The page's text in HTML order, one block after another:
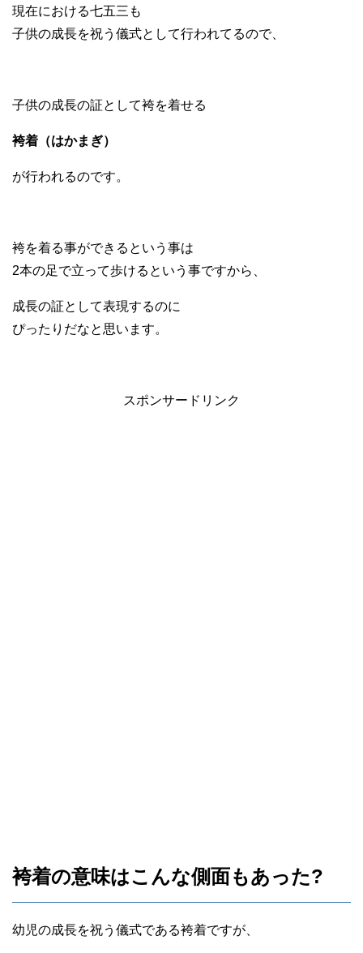
現在における七五三も
子供の成長を祝う儀式として行われてるので、
子供の成長の証として袴を着せる
袴着（はかまぎ）
が行われるのです。
袴を着る事ができるという事は
2本の足で立って歩けるという事ですから、
成長の証として表現するのに
ぴったりだなと思います。
スポンサードリンク
袴着の意味はこんな側面もあった?
幼児の成長を祝う儀式である袴着ですが、